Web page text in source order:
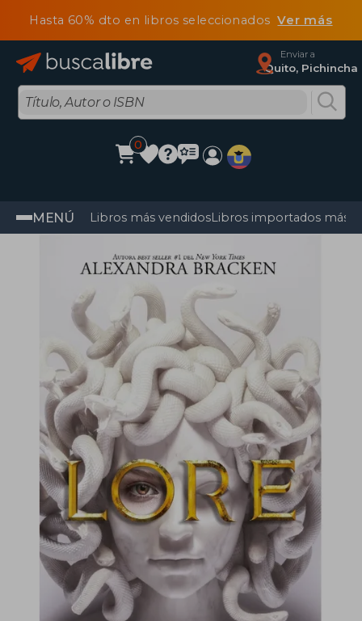
Hasta 60% dto en libros seleccionadosVer más
Enviar a
Quito, Pichincha
0
MENÚ Libros más vendidosLibros importados más